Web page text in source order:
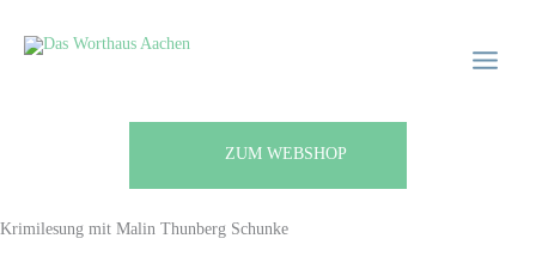
Inhalt
Menu
ZUM WEBSHOP
Krimilesung mit Malin Thunberg Schunke